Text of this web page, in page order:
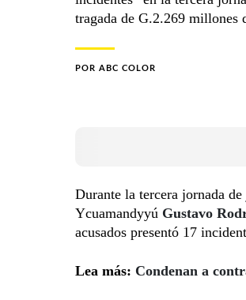
tragada de G.2.269 millones
POR ABC COLOR
Durante la tercera jornada
Ycuamandyyú Gustavo
acusados presentó 17
Lea más: Condenan a